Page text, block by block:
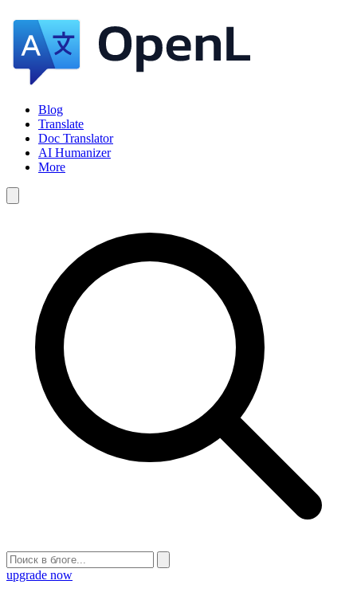
Blog
Translate
Doc Translator
AI Humanizer
More
upgrade now